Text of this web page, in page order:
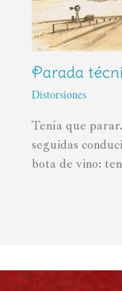
Parada
Distorsiones
Tenía que
seguidas
bota de vino: